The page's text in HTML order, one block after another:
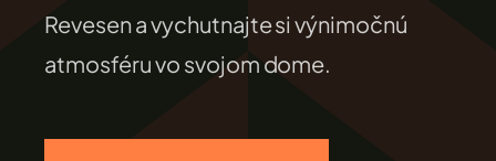
Revesen a vychutnajte si výnimočnú
atmosféru vo svojom dome.